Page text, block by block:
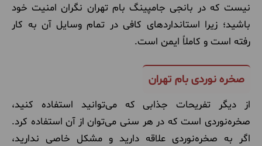
نیست که در بانجی جامپینگ بام تهران نگران امنیت خود
باشید؛ زیرا استانداردهای کافی در تمام وسایل آن به کار
رفته است و کاملاً ایمن است.
صخره نوردی بام تهران
از دیگر تفریحات جذابی که می‌توانید استفاده کنید،
صخره‌نوردی است که در هر سنی می‌توان از آن استفاده کرد.
اگر به صخره‌نوردی علاقه دارید و مشکل خاصی ندارید،